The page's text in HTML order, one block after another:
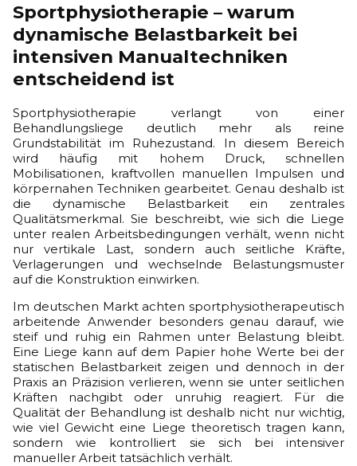
Sportphysiotherapie – warum
dynamische Belastbarkeit bei
intensiven Manualtechniken
entscheidend ist
Sportphysiotherapie verlangt von einer
Behandlungsliege deutlich mehr als reine
Grundstabilität im Ruhezustand. In diesem Bereich
wird häufig mit hohem Druck, schnellen
Mobilisationen, kraftvollen manuellen Impulsen und
körpernahen Techniken gearbeitet. Genau deshalb ist
die dynamische Belastbarkeit ein zentrales
Qualitätsmerkmal. Sie beschreibt, wie sich die Liege
unter realen Arbeitsbedingungen verhält, wenn nicht
nur vertikale Last, sondern auch seitliche Kräfte,
Verlagerungen und wechselnde Belastungsmuster
auf die Konstruktion einwirken.
Im deutschen Markt achten sportphysiotherapeutisch
arbeitende Anwender besonders genau darauf, wie
steif und ruhig ein Rahmen unter Belastung bleibt.
Eine Liege kann auf dem Papier hohe Werte bei der
statischen Belastbarkeit zeigen und dennoch in der
Praxis an Präzision verlieren, wenn sie unter seitlichen
Kräften nachgibt oder unruhig reagiert. Für die
Qualität der Behandlung ist deshalb nicht nur wichtig,
wie viel Gewicht eine Liege theoretisch tragen kann,
sondern wie kontrolliert sie sich bei intensiver
manueller Arbeit tatsächlich verhält.